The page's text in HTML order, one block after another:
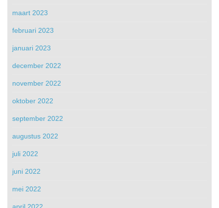
maart 2023
februari 2023
januari 2023
december 2022
november 2022
oktober 2022
september 2022
augustus 2022
juli 2022
juni 2022
mei 2022